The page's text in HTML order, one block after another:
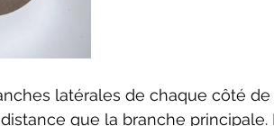
latérales de chaque côté
que la branche